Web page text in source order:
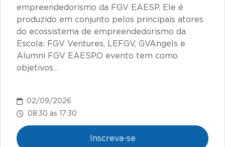
empreendedorismo da FGV EAESP. Ele é
produzido em conjunto pelos principais atores
do ecossistema de empreendedorismo da
Escola: FGV Ventures, LEFGV, GVAngels e
Alumni FGV EAESP.O evento tem como
objetivos…
Inscreva-se
02/09/2026
08:30 às 17:30